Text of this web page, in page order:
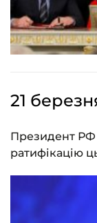
21
Президент РФ
ратифікацію